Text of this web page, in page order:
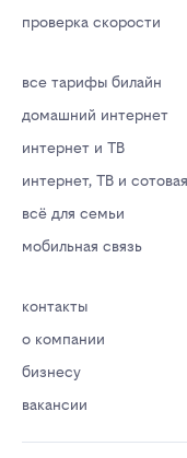
проверка скорости
все тарифы билайн
домашний интернет
интернет и ТВ
интернет, ТВ и
всё для семьи
мобильная связь
контакты
о компании
бизнесу
вакансии